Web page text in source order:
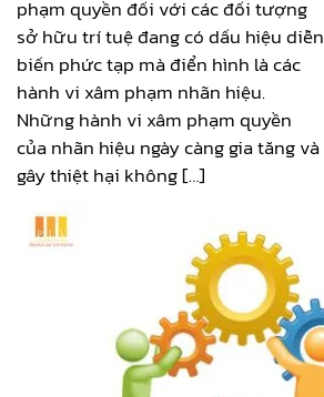
phạm quyền đối với các đối tượng
sở hữu trí tuệ đang có dấu hiệu diễn
biến phức tạp mà điển hình là các
hành vi xâm phạm nhãn hiệu.
Những hành vi xâm phạm quyền
của nhãn hiệu ngày càng gia tăng và
gây thiệt hại không […]